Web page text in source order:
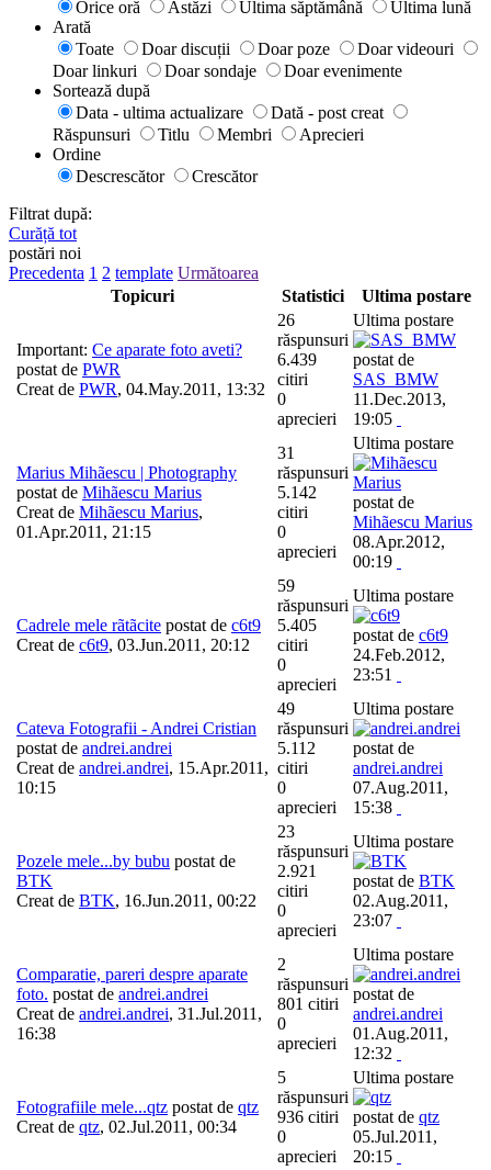
Orice oră Astăzi Ultima săptămână
Ultima lună
Arată
Toate
Doar discuții Doar poze
Doar videouri
Doar linkuri
Doar sondaje
Doar evenimente
Sortează după
Data - ultima actualizare
Dată - post creat
Răspunsuri
Titlu Membri
Aprecieri
Ordine
Descrescător
Crescător
Filtrat după:
Curăță tot
postări noi
Precedenta 1 2 template Următoarea
Topicuri
Statistici Ultima postare
Important: Ce aparate foto aveti?
postat de PWR
Creat de PWR, 04.May.2011, 13:32
26
răspunsuri
6.439
citiri
0
aprecieri
Ultima postare
postat de
SAS_BMW
11.Dec.2013,
19:05
Marius Mihãescu | Photography
postat de Mihãescu Marius
Creat de Mihãescu Marius,
01.Apr.2011, 21:15
31
răspunsuri
5.142
citiri
0
aprecieri
Ultima postare
postat de
Mihãescu Marius
08.Apr.2012,
00:19
Cadrele mele rãtãcite postat de c6t9
Creat de c6t9, 03.Jun.2011, 20:12
59
răspunsuri
5.405
citiri
0
aprecieri
Ultima postare
postat de c6t9
24.Feb.2012,
23:51
Cateva Fotografii - Andrei Cristian
postat de andrei.andrei
Creat de andrei.andrei, 15.Apr.2011,
10:15
49
răspunsuri
5.112
citiri
0
aprecieri
Ultima postare
postat de
andrei.andrei
07.Aug.2011,
15:38
Pozele mele...by bubu postat de
BTK
Creat de BTK, 16.Jun.2011, 00:22
23
răspunsuri
2.921
citiri
0
aprecieri
Ultima postare
postat de BTK
02.Aug.2011,
23:07
Comparatie, pareri despre aparate
foto. postat de andrei.andrei
Creat de andrei.andrei, 31.Jul.2011,
16:38
2
răspunsuri
801 citiri
0
aprecieri
Ultima postare
postat de
andrei.andrei
01.Aug.2011,
12:32
Fotografiile mele...qtz postat de qtz
Creat de qtz, 02.Jul.2011, 00:34
5
răspunsuri
936 citiri
0
aprecieri
Ultima postare
postat de qtz
05.Jul.2011,
20:15